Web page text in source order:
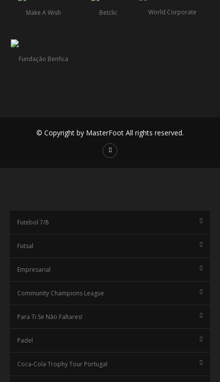
© Copyright by MasterFoot All rights reserved.
Futebol 7/8
Futsal
Empresarial
Community Champions League
Para Ti Se Não Faltares!
Padel
Coca-Cola Trophy Tour Portugal